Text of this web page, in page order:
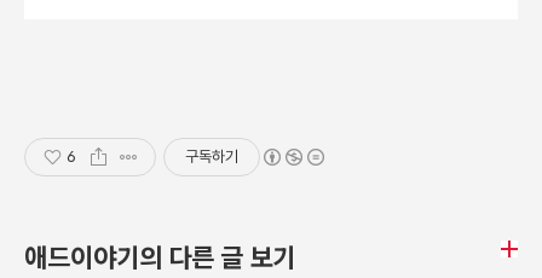
6 구독하기
애드이야기의 다른 글 보기